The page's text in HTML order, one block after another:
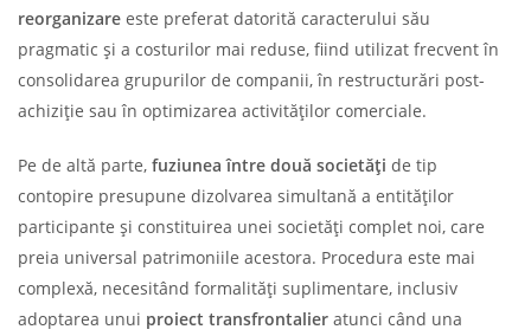
reorganizare este preferat datorită caracterului său
pragmatic și a costurilor mai reduse, fiind utilizat frecvent în
consolidarea grupurilor de companii, în restructurări post-
achiziție sau în optimizarea activităților comerciale.
Pe de altă parte, fuziunea între două societăți de tip
contopire presupune dizolvarea simultană a entităților
participante și constituirea unei societăți complet noi, care
preia universal patrimoniile acestora. Procedura este mai
complexă, necesitând formalități suplimentare, inclusiv
adoptarea unui proiect transfrontalier atunci când una